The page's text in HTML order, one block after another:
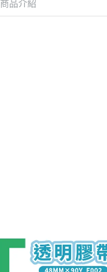
商品介紹